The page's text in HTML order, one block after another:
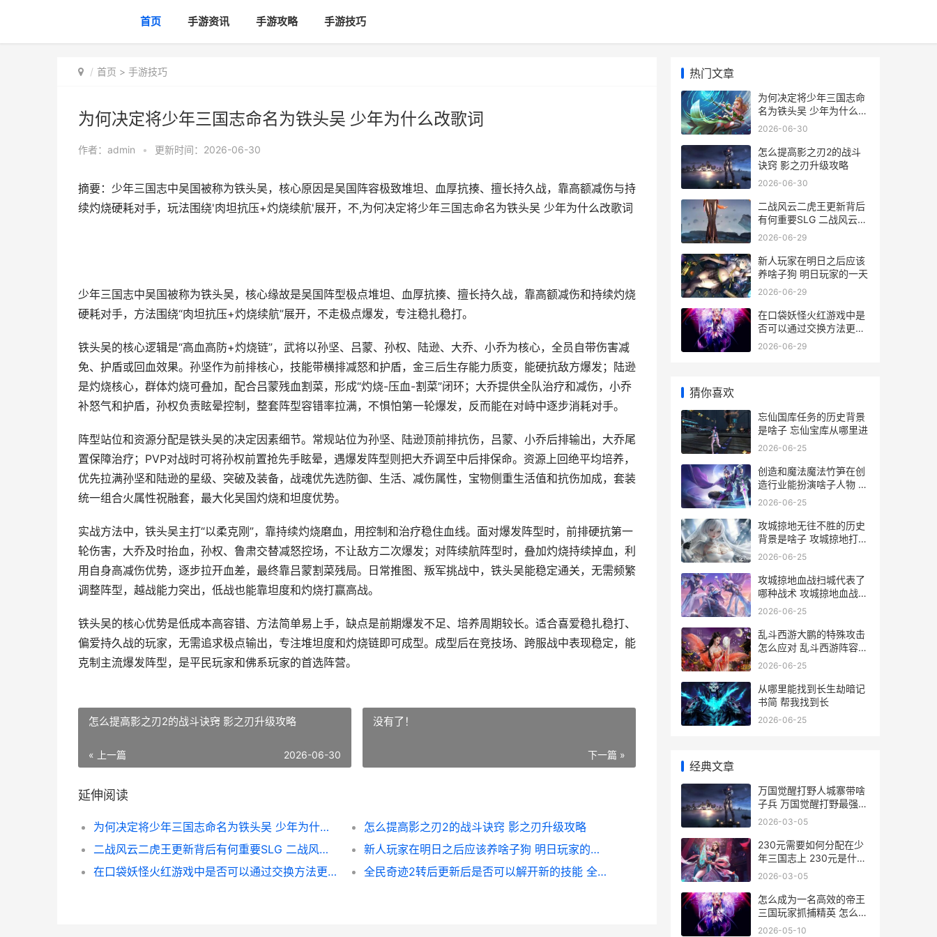
首页 手游资讯 手游攻略 手游技巧
首页 > 手游技巧
为何决定将少年三国志命名为铁头吴 少年为什么改歌词
作者： admin • 更新时间：2026-06-30
摘要：少年三国志中吴国被称为铁头吴，核心原因是吴国阵容极致堆坦、血厚抗揍、擅长持久战，靠高额减伤与持
续灼烧硬耗对手，玩法围绕'肉坦抗压+灼烧续航'展开，不,为何决定将少年三国志命名为铁头吴 少年为什么改歌词
少年三国志中吴国被称为铁头吴，核心缘故是吴国阵型极点堆坦、血厚抗揍、擅长持久战，靠高额减伤和持续灼烧
硬耗对手，方法围绕“肉坦抗压+灼烧续航”展开，不走极点爆发，专注稳扎稳打。
铁头吴的核心逻辑是“高血高防+灼烧链”，武将以孙坚、吕蒙、孙权、陆逊、大乔、小乔为核心，全员自带伤害减
免、护盾或回血效果。孙坚作为前排核心，技能带横排减怒和护盾，金三后生存能力质变，能硬抗敌方爆发；陆逊
是灼烧核心，群体灼烧可叠加，配合吕蒙残血割菜，形成“灼烧-压血-割菜”闭环；大乔提供全队治疗和减伤，小乔
补怒气和护盾，孙权负责眩晕控制，整套阵型容错率拉满，不惧怕第一轮爆发，反而能在对峙中逐步消耗对手。
阵型站位和资源分配是铁头吴的决定因素细节。常规站位为孙坚、陆逊顶前排抗伤，吕蒙、小乔后排输出，大乔尾
置保障治疗；PVP对战时可将孙权前置抢先手眩晕，遇爆发阵型则把大乔调至中后排保命。资源上回绝平均培养，
优先拉满孙坚和陆逊的星级、突破及装备，战魂优先选防御、生活、减伤属性，宝物侧重生活值和抗伤加成，套装
统一组合火属性祝融套，最大化吴国灼烧和坦度优势。
实战方法中，铁头吴主打“以柔克刚”，靠持续灼烧磨血，用控制和治疗稳住血线。面对爆发阵型时，前排硬抗第一
轮伤害，大乔及时抬血，孙权、鲁肃交替减怒控场，不让敌方二次爆发；对阵续航阵型时，叠加灼烧持续掉血，利
用自身高减伤优势，逐步拉开血差，最终靠吕蒙割菜残局。日常推图、叛军挑战中，铁头吴能稳定通关，无需频繁
调整阵型，越战能力突出，低战也能靠坦度和灼烧打赢高战。
铁头吴的核心优势是低成本高容错、方法简单易上手，缺点是前期爆发不足、培养周期较长。适合喜爱稳扎稳打、
偏爱持久战的玩家，无需追求极点输出，专注堆坦度和灼烧链即可成型。成型后在竞技场、跨服战中表现稳定，能
克制主流爆发阵型，是平民玩家和佛系玩家的首选阵营。
怎么提高影之刃2的战斗诀窍 影之刃升级攻略
« 上一篇 2026-06-30
没有了！
下一篇 »
延伸阅读
为何决定将少年三国志命名为铁头吴 少年为什么改歌词
怎么提高影之刃2的战斗诀窍 影之刃升级攻略
二战风云二虎王更新背后有何重要SLG 二战风云二虎王需要多少钻石
新人玩家在明日之后应该养啥子狗 明日玩家的一天
在口袋妖怪火红游戏中是否可以通过交换方法更换精灵 口袋妖怪火红攻略
全民奇迹2转后更新后是否可以解开新的技能 全民奇迹2如何一转
热门文章
为何决定将少年三国志命
名为铁头吴 少年为什么改
歌词
2026-06-30
怎么提高影之刃2的战斗
诀窍 影之刃升级攻略
2026-06-30
二战风云二虎王更新背后
有何重要SLG 二战风云二
虎王需要多少钻石
2026-06-29
新人玩家在明日之后应该
养啥子狗 明日玩家的一天
2026-06-29
在口袋妖怪火红游戏中是
否可以通过交换方法更换
精灵 口袋妖怪火红攻略
2026-06-29
猜你喜欢
忘仙国库任务的历史背景
是啥子 忘仙宝库从哪里进
2026-06-25
创造和魔法魔法竹笋在创
造行业能扮演啥子人物 创
造和魔法攻略
2026-06-25
攻城掠地无往不胜的历史
背景是啥子 攻城掠地打一
数字
2026-06-25
攻城掠地血战扫城代表了
哪种战术 攻城掠地血战的
时候可以退游戏吗
2026-06-25
乱斗西游大鹏的特殊攻击
怎么应对 乱斗西游阵容搭
配攻略
2026-06-25
从哪里能找到长生劫暗记
书简 帮我找到长
2026-06-25
经典文章
万国觉醒打野人城寨带啥
子兵 万国觉醒打野最强组
合
2026-03-05
230元需要如何分配在少
年三国志上 230元是什么
意思
2026-03-05
怎么成为一名高效的帝王
三国玩家抓捕精英 怎么成
为一名高风险人员
2026-05-10